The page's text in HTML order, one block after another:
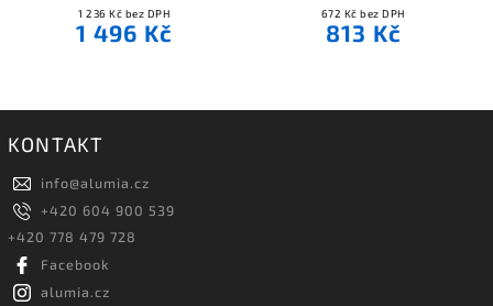
1 236 Kč bez DPH
1 496 Kč
672 Kč bez DPH
813 Kč
KONTAKT
info@alumia.cz
+420 604 900 539
+420 778 479 728
Facebook
alumia.cz